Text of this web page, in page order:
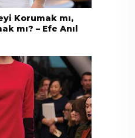
Korumak mı,
mı? – Efe Anıl